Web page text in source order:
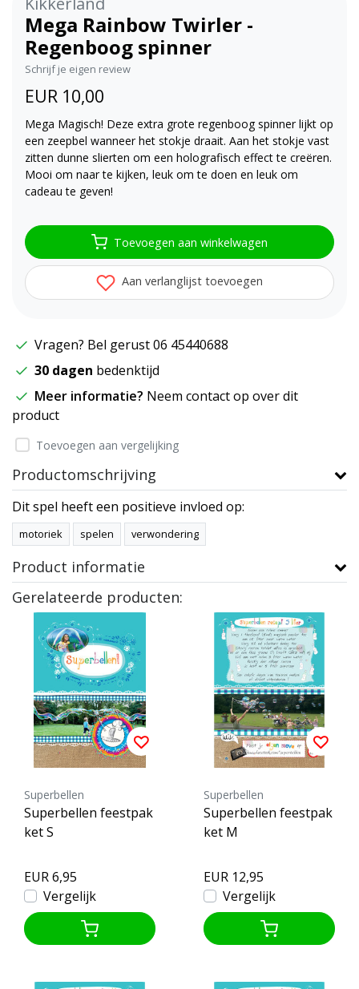
Mega Rainbow Twirler -
Regenboog spinner
Schrijf je eigen review
EUR 10,00
Mega Magisch! Deze extra grote regenboog spinner lijkt op
een zeepbel wanneer het stokje draait. Aan het stokje vast
zitten dunne slierten om een holografisch effect te creëren.
Mooi om naar te kijken, leuk om te doen en leuk om
cadeau te geven!
Toevoegen aan winkelwagen
Aan verlanglijst toevoegen
Vragen? Bel gerust 06 45440688
30 dagen bedenktijd
Meer informatie? Neem contact op over dit
product
Toevoegen aan vergelijking
Productomschrijving
Dit spel heeft een positieve invloed op:
motoriek spelen verwondering
Product informatie
Gerelateerde producten:
Superbellen
Superbellen feestpak
ket S
EUR 6,95
Vergelijk
Superbellen
Superbellen feestpak
ket M
EUR 12,95
Vergelijk